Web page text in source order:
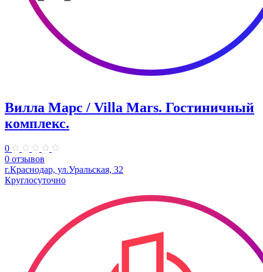
Вилла Марс / Villa Mars. Гостиничный
комплекс.
0
0 отзывов
г.Краснодар, ул.Уральская, 32
Круглосуточно